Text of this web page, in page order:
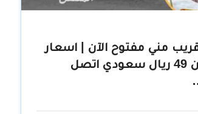
مني مفتوح الآن | اسعار
تبدأ من 49 ريال سعودي اتصل